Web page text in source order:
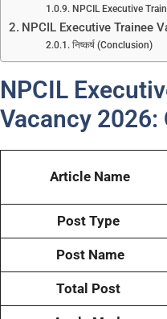
NPCIL Executive
NPCIL Executive Trainee
निष्कर्ष (Conclusion)
NPCIL
Vacancy 2026:
Article Name
Post Type
Post Name
Total Post